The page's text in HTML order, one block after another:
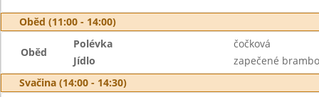
Oběd (11:00 - 14:00)
Oběd
Polévka
čočková
Jídlo
zapečené
Svačina (14:00 - 14:30)